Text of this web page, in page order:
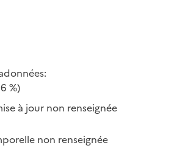
%)
à jour non renseignée
non renseignée